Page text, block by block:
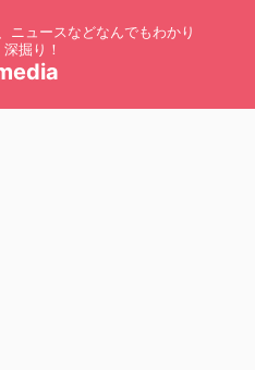
ニュースなどなんでもわかり
掘り！